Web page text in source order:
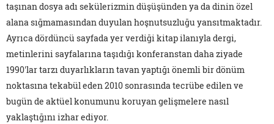
taşınan dosya adı sekülerizmin düşüşünden ya da dinin özel
alana sığmamasından duyulan hoşnutsuzluğu yansıtmaktadır.
Ayrıca dördüncü sayfada yer verdiği kitap ilanıyla dergi,
metinlerini sayfalarına taşıdığı konferanstan daha ziyade
1990'lar tarzı duyarlıkların tavan yaptığı önemli bir dönüm
noktasına tekabül eden 2010 sonrasında tecrübe edilen ve
bugün de aktüel konumunu koruyan gelişmelere nasıl
yaklaştığını izhar ediyor.